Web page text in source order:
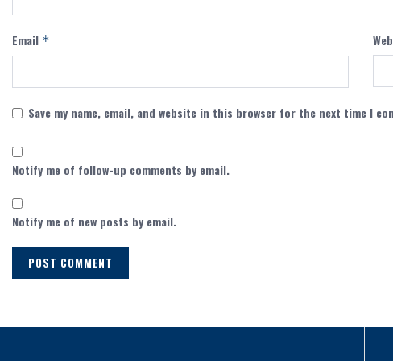
Email *
Save my name, email, and website in this browser for the next time I
Notify me of follow-up comments by email.
Notify me of new posts by email.